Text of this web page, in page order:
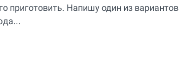
приготовить. Напишу один из вариантов